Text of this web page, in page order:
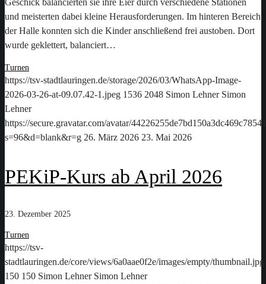
Geschick balancierten sie ihre Eier durch verschiedene Stationen
und meisterten dabei kleine Herausforderungen. Im hinteren Bereich
der Halle konnten sich die Kinder anschließend frei austoben. Dort
wurde geklettert, balanciert…
Turnen
https://tsv-stadtlauringen.de/storage/2026/03/WhatsApp-Image-
2026-03-26-at-09.07.42-1.jpeg 1536 2048 Simon Lehner Simon
Lehner
https://secure.gravatar.com/avatar/
s=96&d=blank&r=g 26. März 2026 23. Mai 2026
PEKiP-Kurs ab April 2026
23. Dezember 2025
Turnen
https://tsv-
stadtlauringen.de/core/views/6a0aae0f2e/images/empty/thumbnail.jpg
150 150 Simon Lehner Simon Lehner